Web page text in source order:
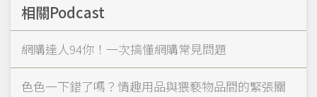
相關Podcast
網購達人94你！一次搞懂網購常見問題
色色一下錯了嗎？情趣用品與猥褻物品間的緊張關